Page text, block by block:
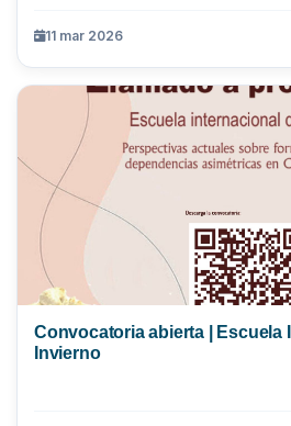
11 mar 2026
Convocatoria abierta | Escuela
Invierno